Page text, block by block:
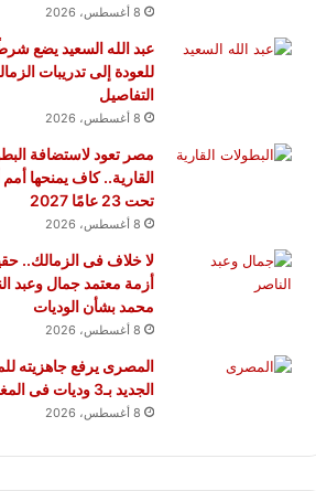
8 أغسطس، 2026
عبد الله السعيد يضع
للعودة إلى تدريبات
التفاصيل
8 أغسطس، 2026
مصر تعود لاستضافة
القارية.. كاف يمنحها أمم
تحت 23 عامًا 2027
8 أغسطس، 2026
لا خلاف فى الزمالك..
أزمة معتمد جمال وعبد
محمد بشأن الوديات
8 أغسطس، 2026
المصرى يرفع جاهزيته
الجديد بـ3 وديات فى المغرب
8 أغسطس، 2026